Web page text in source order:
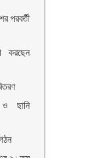
পরবর্তী
করছেন
ও ছানি